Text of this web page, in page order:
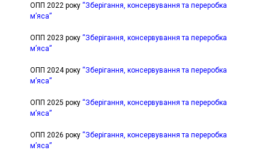
ОПП 2022 року “Зберігання, консервування та переробка
м’яса”
ОПП 2023 року “Зберігання, консервування та переробка
м’яса”
ОПП 2024 року “Зберігання, консервування та переробка
м’яса”
ОПП 2025 року “Зберігання, консервування та переробка
м’яса”
ОПП 2026 року “Зберігання, консервування та переробка
м’яса”